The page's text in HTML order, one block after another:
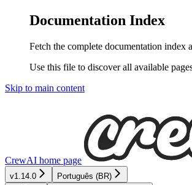
Documentation Index
Fetch the complete documentation index
Use this file to discover all available
Skip to main content
CrewAI home page
v1.14.0 Português (BR)